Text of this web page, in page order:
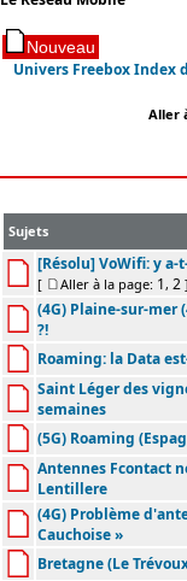
Univers Freebox Index
Aller
Sujets
[Résolu] VoWifi: y
[ Aller à la page: 1 , 2 ]
(4G) Plaine-sur-mer
?!
Roaming: la Data
Saint Léger des
semaines
(5G) Roaming
Antennes Fcontact
Lentillere
(4G) Problème
Cauchoise »
Bretagne (Le